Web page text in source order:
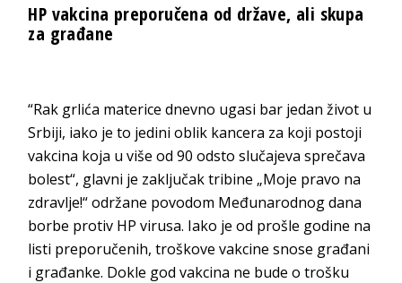
HP vakcina preporučena od države, ali skupa
za građane
“Rak grlića materice dnevno ugasi bar jedan život u
Srbiji, iako je to jedini oblik kancera za koji postoji
vakcina koja u više od 90 odsto slučajeva sprečava
bolest“, glavni je zaključak tribine „Moje pravo na
zdravlje!“ održane povodom Međunarodnog dana
borbe protiv HP virusa. Iako je od prošle godine na
listi preporučenih, troškove vakcine snose građani
i građanke. Dokle god vakcina ne bude o trošku